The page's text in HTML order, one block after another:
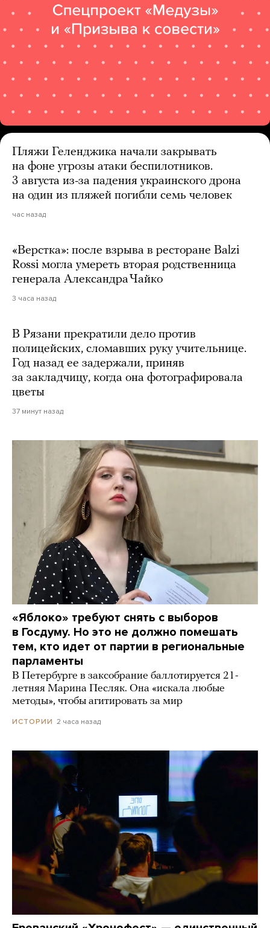
Пляжи Геленджика начали закрывать
на фоне угрозы атаки беспилотников.
3 августа из-за падения украинского дрона
на один из пляжей погибли семь человек
час назад
«Верстка»: после взрыва в ресторане Balzi
Rossi могла умереть вторая родственница
генерала Александра Чайко
3 часа назад
В Рязани прекратили дело против
полицейских, сломавших руку учительнице.
Год назад ее задержали, приняв
за закладчицу, когда она фотографировала
цветы
37 минут назад
«Яблоко» требуют снять с выборов
в Госдуму. Но это не должно помешать
тем, кто идет от партии в региональные
парламенты
В Петербурге в заксобрание баллотируется 21-
летняя Марина Песляк. Она «искала любые
методы», чтобы агитировать за мир
ИСТОРИИ 2 часа назад